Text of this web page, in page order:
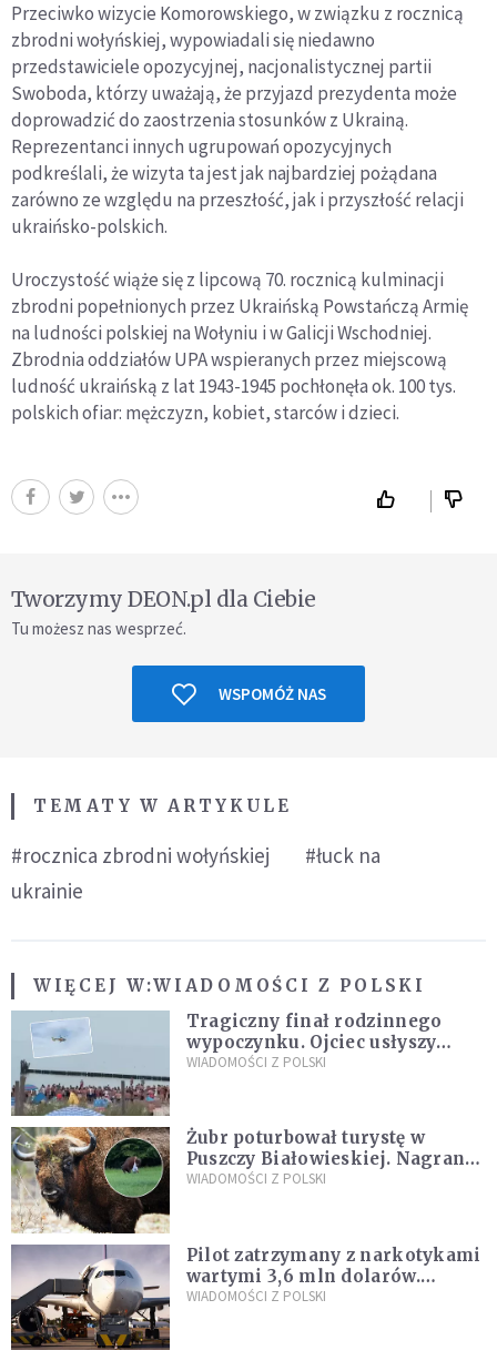
Przeciwko wizycie Komorowskiego, w związku z rocznicą
zbrodni wołyńskiej, wypowiadali się niedawno
przedstawiciele opozycyjnej, nacjonalistycznej partii
Swoboda, którzy uważają, że przyjazd prezydenta może
doprowadzić do zaostrzenia stosunków z Ukrainą.
Reprezentanci innych ugrupowań opozycyjnych
podkreślali, że wizyta ta jest jak najbardziej pożądana
zarówno ze względu na przeszłość, jak i przyszłość relacji
ukraińsko-polskich.
Uroczystość wiąże się z lipcową 70. rocznicą kulminacji
zbrodni popełnionych przez Ukraińską Powstańczą Armię
na ludności polskiej na Wołyniu i w Galicji Wschodniej.
Zbrodnia oddziałów UPA wspieranych przez miejscową
ludność ukraińską z lat 1943-1945 pochłonęła ok. 100 tys.
polskich ofiar: mężczyzn, kobiet, starców i dzieci.
Tworzymy DEON.pl dla Ciebie
Tu możesz nas wesprzeć.
WSPOMÓŻ NAS
TEMATY W ARTYKULE
#rocznica zbrodni wołyńskiej
#łuck na
ukrainie
WIĘCEJ W:WIADOMOŚCI Z POLSKI
Tragiczny finał rodzinnego
wypoczynku. Ojciec usłyszy
zarzuty
WIADOMOŚCI Z POLSKI
Żubr poturbował turystę w
Puszczy Białowieskiej. Nagranie
daje do myślenia
WIADOMOŚCI Z POLSKI
Pilot zatrzymany z narkotykami
wartymi 3,6 mln dolarów.
Śledczy podejrzewają, że latał
WIADOMOŚCI Z POLSKI